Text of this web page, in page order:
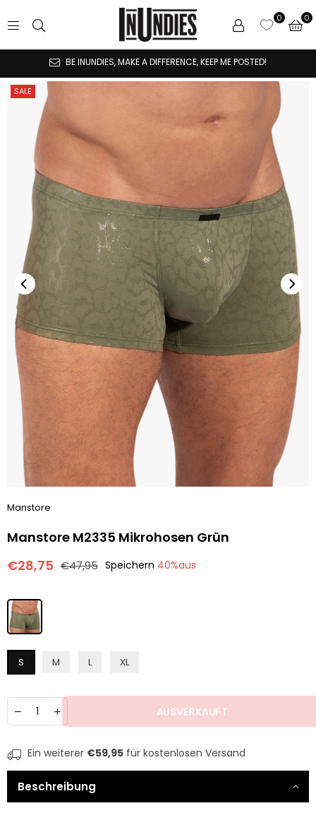
INUNDIES
0
BE INUNDIES, MAKE A DIFFERENCE, KEEP ME POSTED!
SALE
Manstore
Manstore M2335 Mikrohosen Grün
Normaler
€28,75 €47,95 Speichern 40%aus
S M L XL
Menge
AUSVERKAUFT
Ein weiterer €59,95 für kostenlosen Versand
Beschreibung